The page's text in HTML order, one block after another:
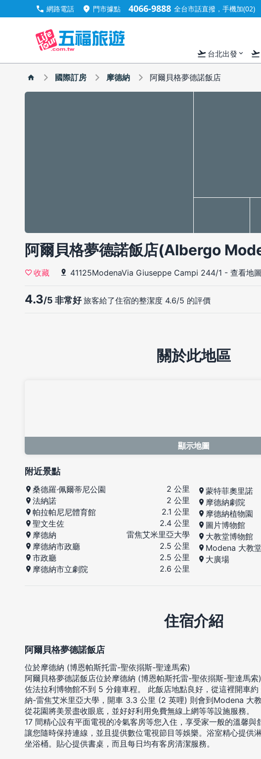
call 網路電話 location_on 門市據點 4066-9888 全台市話直撥，手機加(02)
flight_takeoff 台北出發 expand_more flight_takeoff
國際訂房 摩德納 阿爾貝格夢德諾飯店
阿爾貝格夢德諾飯店(Albergo
收藏 41125ModenaVia Giuseppe Campi 244/1 - 查看地
4.3/5 非常好旅客給了住宿的整潔度 4.6/5 的評價
關於此地區
顯示地圖
附近景點
桑德羅·佩爾蒂尼公園
2 公里
法納諾
2 公里
帕拉帕尼尼體育館
2.1 公里
聖文生佐
2.4 公里
摩德納
雷焦艾米里亞大學
摩德納市政廳
2.5 公里
市政廳
2.5 公里
摩德納市立劇院
2.6 公里
蒙特菲奧里諾
摩德納劇院
摩德納植物園
圖片博物館
大教堂博物館
Modena 大教堂
大廣場
住宿介紹
阿爾貝格夢德諾飯店
位於摩德納 (博恩帕斯托雷-聖依搦斯-聖達馬索)
阿爾貝格夢德諾飯店位於摩德納 (博恩帕斯托雷-聖依搦斯-聖達馬
佐法拉利博物館不到 5 分鐘車程。 此飯店地點良好，從這裡開車
納-雷焦艾米里亞大學，開車 3.3 公里 (2 英哩) 則會到Modena 大教
從花園將美景盡收眼底，並好好利用免費無線上網等等設施服務。
17 間精心設有平面電視的冷氣客房等您入住，享受家一般的溫馨與
讓您隨時保持連線，並且提供數位電視節目等娛樂。浴室精心提供
坐浴桶。貼心提供書桌，而且每日均有客房清潔服務。